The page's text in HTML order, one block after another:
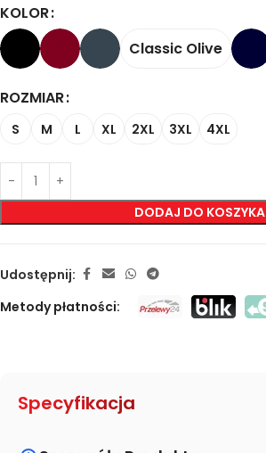
KOLOR
Classic Olive
ROZMIAR
S M L XL 2XL 3XL 4XL
DODAJ DO KOSZYKA
Udostępnij:
Metody płatności:
Specyfikacja